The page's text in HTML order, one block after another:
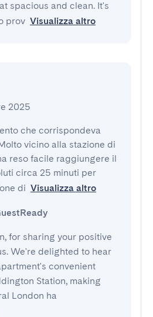
spacious and clean. It's
prov Visualizza altro
2025
che corrispondeva
vicino alla stazione di
reso facile raggiungere il
circa 25 minuti per
di Visualizza altro
for sharing your positive
We're delighted to hear
convenient
Station, making
London ha